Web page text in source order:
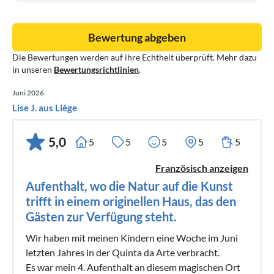
dem sie sich wohl am liebsten den ganzen Tag aufhalten
würden, gäbe es da nicht noch so schöne andere Dinge zu
entdecken..... wie das Meer mit all seinen Muscheln und
kleinen Wasserrillen ,die Winkerkrabben die einen auf dem
Weg zum Meer begleiten..und vieles mehr.
Die Bewertungen werden auf ihre Echtheit überprüft. Mehr dazu
in unseren Bewertungsrichtlinien.
Bewertung abgeben
Juni 2026
Lise J. aus Liège
5,0 5 5 5 5 5
Französisch anzeigen
Aufenthalt, wo die Natur auf die Kunst
trifft in einem originellen Haus, das den
Gästen zur Verfügung steht.
Wir haben mit meinen Kindern eine Woche im Juni
letzten Jahres in der Quinta da Arte verbracht.
Es war mein 4. Aufenthalt an diesem magischen Ort